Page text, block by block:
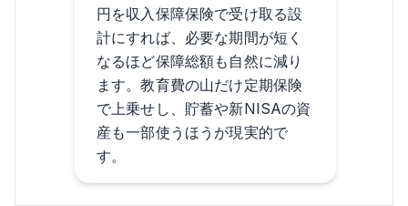
円を収入保障保険で受け取る設
計にすれば、必要な期間が短く
なるほど保障総額も自然に減り
ます。教育費の山だけ定期保険
で上乗せし、貯蓄や新NISAの資
産も一部使うほうが現実的で
す。